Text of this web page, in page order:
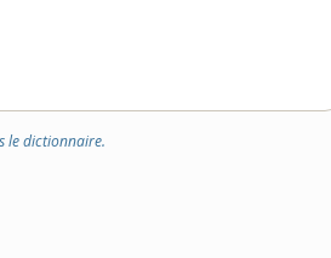
le dictionnaire.